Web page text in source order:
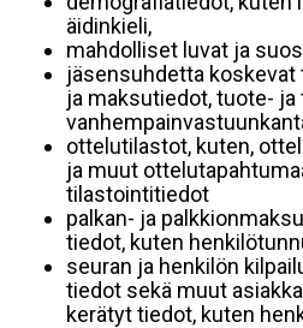
äidinkieli,
mahdolliset luvat ja
jäsensuhdetta koskevat
ja maksutiedot, tuote-
ottelutilastot, kuten,
ja muut
tilastointitiedot
palkan- ja
tiedot, kuten
seuran ja henkilön
tiedot sekä muut
kerätyt tiedot, kuten